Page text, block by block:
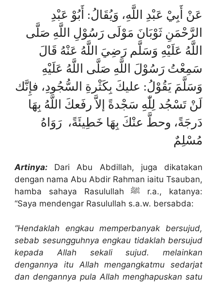
عَنْ أَبِيْ عَبْدِ اللَّهِ، وَيُقَالُ: أَبُوْ عَبْدِ
الرَّحْمَنِ ثَوْبَانَ مَوْلَى رَسُوْلِ اللَّهِ صَلَّى
اللَّهُ عَلَيْهِ وَسَلَّم رَضِيَ اللَّهُ عَنْهُ قَالَ
سَمِعْتُ رَسُوْلَ اللَّهِ صَلَّى اللَّهُ عَلَيْهِ
وَسَلَّمَ يَقُوْلُ: عليكَ بِكَثْرةِ السُّجُودِ، فإِنَّك
لَنْ تَسْجُد لِلّٰهِ سَجْدةً إلاَّ رفَعكَ اللَّهُ بِهَا
دَرجَةً، وحطَّ عنْكَ بِهَا خَطِيئَةً، رَوَاهُ
مُسْلِمٌ
Artinya: Dari Abu Abdillah, juga dikatakan
dengan nama Abu Abdir Rahman iaitu Tsauban,
hamba sahaya Rasulullah ﷺ r.a., katanya:
“Saya mendengar Rasulullah s.a.w. bersabda:
“Hendaklah engkau memperbanyak bersujud,
sebab sesungguhnya engkau tidaklah bersujud
kepada Allah sekali sujud. melainkan
dengannya itu Allah mengangkatmu sedarjat
dan dengannya pula Allah menghapuskan satu